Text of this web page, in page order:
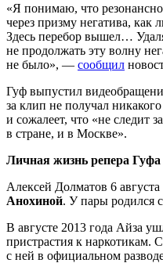
«Я понимаю, что
через призму негатива, как
Здесь перебор вышел…
не продолжать эту волну
не было», — сообщил
Гуф выпустил
за клип не получал
и сожалеет, что «не следит
в стране, и в Москве».
Личная жизнь репера Гуфа
Алексей Долматов 6
Анохиной. У пары родился
В августе 2013 года Айза
пристрастия к наркотикам.
с ней в официальном